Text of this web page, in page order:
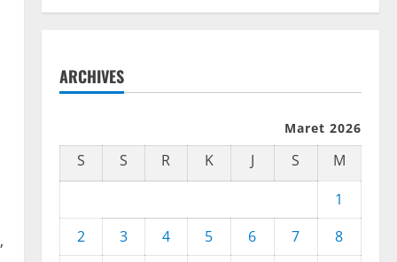
ARCHIVES
Maret 2026
S S R K J S
M
1
2
3 4 5 6 7
8